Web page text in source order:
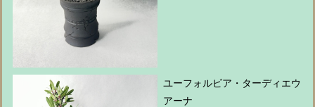
ユーフォルビア・ターディエウ
アーナ